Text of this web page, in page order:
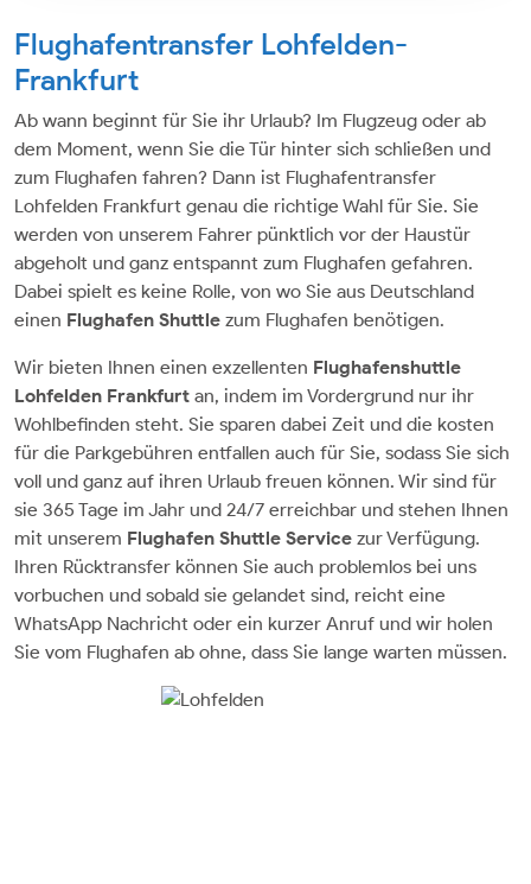
Flughafentransfer Lohfelden-
Frankfurt
Ab wann beginnt für Sie ihr Urlaub? Im Flugzeug oder ab
dem Moment, wenn Sie die Tür hinter sich schließen und
zum Flughafen fahren? Dann ist Flughafentransfer
Lohfelden Frankfurt genau die richtige Wahl für Sie. Sie
werden von unserem Fahrer pünktlich vor der Haustür
abgeholt und ganz entspannt zum Flughafen gefahren.
Dabei spielt es keine Rolle, von wo Sie aus Deutschland
einen Flughafen Shuttle zum Flughafen benötigen.
Wir bieten Ihnen einen exzellenten Flughafenshuttle
Lohfelden Frankfurt an, indem im Vordergrund nur ihr
Wohlbefinden steht. Sie sparen dabei Zeit und die kosten
für die Parkgebühren entfallen auch für Sie, sodass Sie sich
voll und ganz auf ihren Urlaub freuen können. Wir sind für
sie 365 Tage im Jahr und 24/7 erreichbar und stehen Ihnen
mit unserem Flughafen Shuttle Service zur Verfügung.
Ihren Rücktransfer können Sie auch problemlos bei uns
vorbuchen und sobald sie gelandet sind, reicht eine
WhatsApp Nachricht oder ein kurzer Anruf und wir holen
Sie vom Flughafen ab ohne, dass Sie lange warten müssen.